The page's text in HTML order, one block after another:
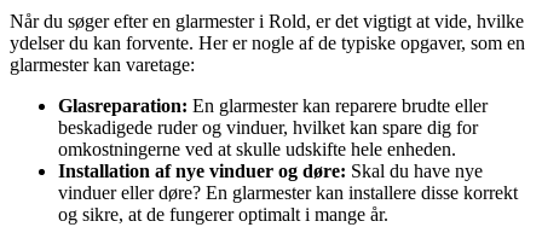
Når du søger efter en glarmester i Rold, er det vigtigt at vide, hvilke
ydelser du kan forvente. Her er nogle af de typiske opgaver, som en
glarmester kan varetage:
Glasreparation: En glarmester kan reparere brudte eller
beskadigede ruder og vinduer, hvilket kan spare dig for
omkostningerne ved at skulle udskifte hele enheden.
Installation af nye vinduer og døre: Skal du have nye
vinduer eller døre? En glarmester kan installere disse korrekt
og sikre, at de fungerer optimalt i mange år.